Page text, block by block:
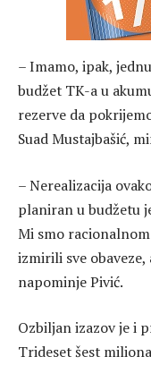
– Imamo, ipak,
budžet TK-a u
rezerve da
Suad Mustajbašić,
– Nerealizacija
planiran u budžetu
Mi smo
izmirili sve obaveze,
napominje Pivić.
Ozbiljan izazov je i
Trideset šest